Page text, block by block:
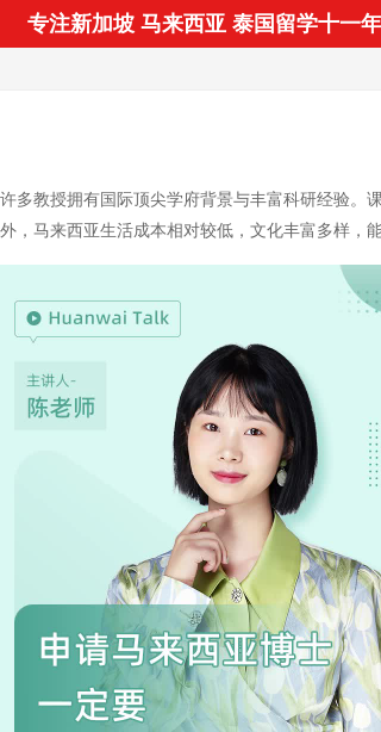
专注新加坡 马来西亚 泰国留学十一年
多教授拥有国际顶尖学府背景与丰富科研经验
马来西亚生活成本相对较低，文化丰富多样，